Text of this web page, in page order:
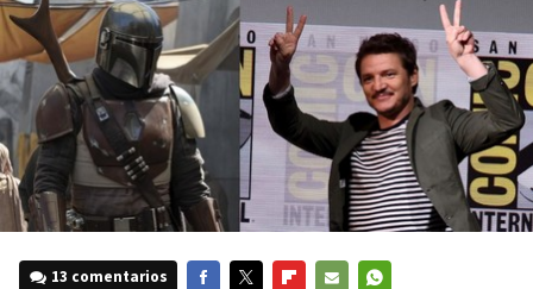
13 comentarios